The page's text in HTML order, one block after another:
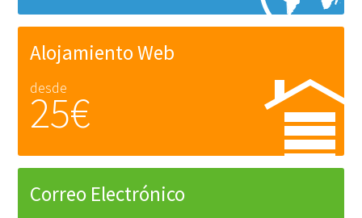
Alojamiento Web
desde
25€
Correo Electrónico